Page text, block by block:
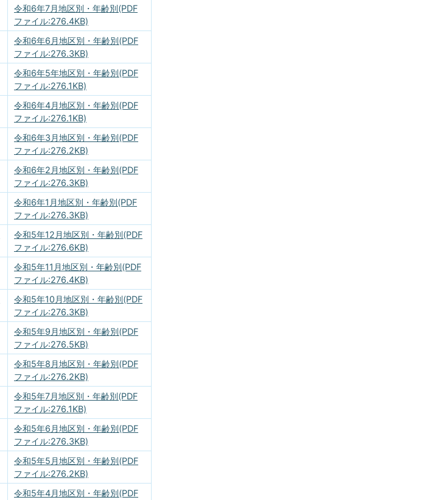
令和6年7月地区別・年齢別(PDF
ファイル:276.4KB)
令和6年6月地区別・年齢別(PDF
ファイル:276.3KB)
令和6年5年地区別・年齢別(PDF
ファイル:276.1KB)
令和6年4月地区別・年齢別(PDF
ファイル:276.1KB)
令和6年3月地区別・年齢別(PDF
ファイル:276.2KB)
令和6年2月地区別・年齢別(PDF
ファイル:276.3KB)
令和6年1月地区別・年齢別(PDF
ファイル:276.3KB)
令和5年12月地区別・年齢別(PDF
ファイル:276.6KB)
令和5年11月地区別・年齢別(PDF
ファイル:276.4KB)
令和5年10月地区別・年齢別(PDF
ファイル:276.3KB)
令和5年9月地区別・年齢別(PDF
ファイル:276.5KB)
令和5年8月地区別・年齢別(PDF
ファイル:276.2KB)
令和5年7月地区別・年齢別(PDF
ファイル:276.1KB)
令和5年6月地区別・年齢別(PDF
ファイル:276.3KB)
令和5年5月地区別・年齢別(PDF
ファイル:276.2KB)
令和5年4月地区別・年齢別(PDF